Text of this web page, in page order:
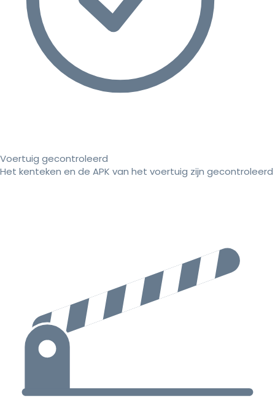
Voertuig gecontroleerd
Het kenteken en de APK van het voertuig zijn gecontroleerd